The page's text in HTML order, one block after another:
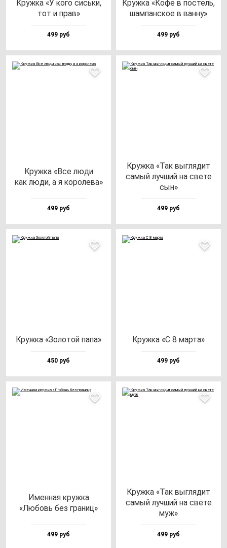
Круж­ка «У ко­го сись­ки,
тот и прав»
499 руб
Круж­ка «Кофе в пос­тель,
шам­пан­ское в ван­ну»
499 руб
Круж­ка «Все лю­ди
как лю­ди, а я ко­ро­ле­ва»
499 руб
Круж­ка «Так выг­ля­дит
са­мый луч­ший на све­те
сын»
499 руб
Круж­ка «Золо­той па­па»
450 руб
Круж­ка «С 8 мар­та»
499 руб
Имен­ная круж­ка
«Любовь без гра­ниц»
499 руб
Круж­ка «Так выг­ля­дит
са­мый луч­ший на све­те
муж»
499 руб